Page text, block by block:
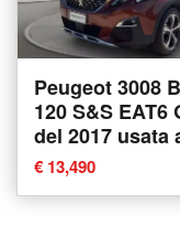
Peugeot 3008
120 S&S EAT6
del 2017 usata
Gubbio
€ 13,490